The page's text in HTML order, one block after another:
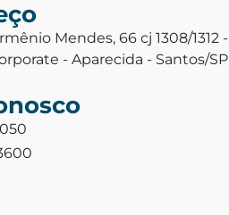
Mendes, 66 cj 1308/1312 -
- Aparecida - Santos/SP